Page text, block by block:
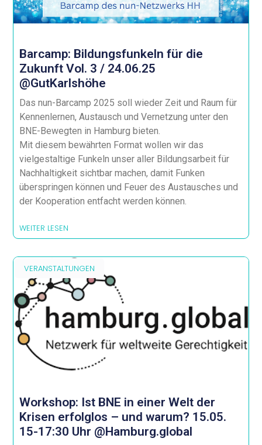
Barcamp: Bildungsfunkeln für die
Zukunft Vol. 3 / 24.06.25
@GutKarlshöhe
Das nun-Barcamp 2025 soll wieder Zeit und Raum für
Kennenlernen, Austausch und Vernetzung unter den
BNE-Bewegten in Hamburg bieten.
Mit diesem bewährten Format wollen wir das
vielgestaltige Funkeln unser aller Bildungsarbeit für
Nachhaltigkeit sichtbar machen, damit Funken
überspringen können und Feuer des Austausches und
der Kooperation entfacht werden können.
WEITER LESEN
VERANSTALTUNGEN
Workshop: Ist BNE in einer Welt der
Krisen erfolglos – und warum? 15.05.
15-17:30 Uhr @Hamburg.global